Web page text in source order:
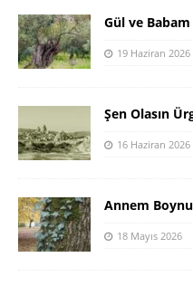
Gül ve Babam
19 Haziran 2026
Şen Olasın
16 Haziran 2026
Annem
18 Mayıs 2026